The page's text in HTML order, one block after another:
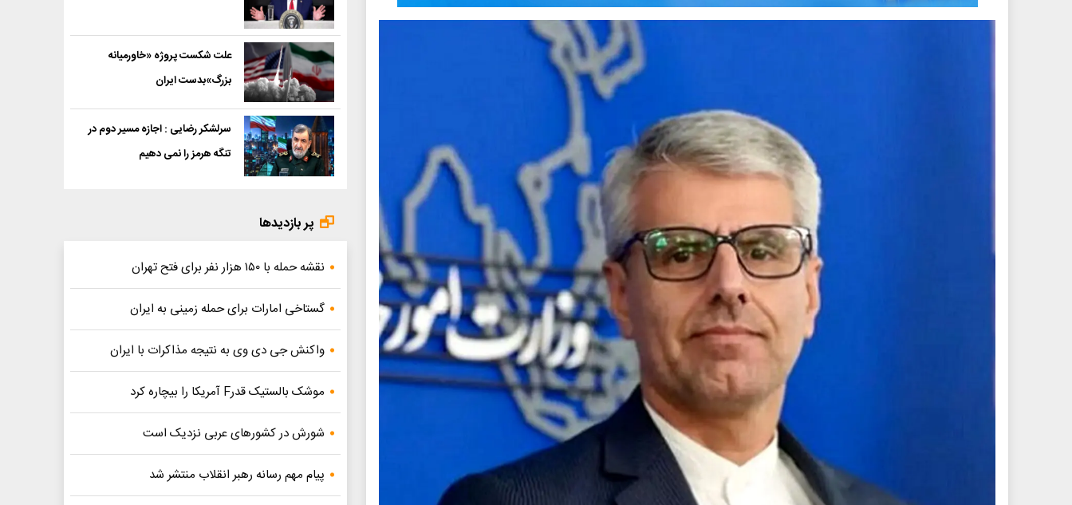
علت شکست پروژه «خاورمیانه
بزرگ»بدست ایران
سرلشکر رضایی : اجازه مسیر دوم در
تنگه هرمز را نمی دهیم
پر بازدیدها
نقشه حمله با ۱۵۰ هزار نفر برای فتح تهران
گستاخی امارات برای حمله زمینی به ایران
واکنش جی دی وی به نتیجه مذاکرات با ایران
موشک بالستیک قدرF آمریکا را بیچاره کرد
شورش در کشورهای عربی نزدیک است
پیام مهم رسانه رهبر انقلاب منتشر شد